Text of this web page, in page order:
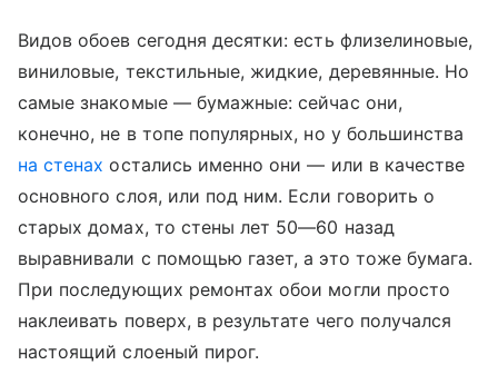
Видов обоев сегодня десятки: есть флизелиновые,
виниловые, текстильные, жидкие, деревянные. Но
самые знакомые — бумажные: сейчас они,
конечно, не в топе популярных, но у большинства
на стенах остались именно они — или в качестве
основного слоя, или под ним. Если говорить о
старых домах, то стены лет 50—60 назад
выравнивали с помощью газет, а это тоже бумага.
При последующих ремонтах обои могли просто
наклеивать поверх, в результате чего получался
настоящий слоеный пирог.